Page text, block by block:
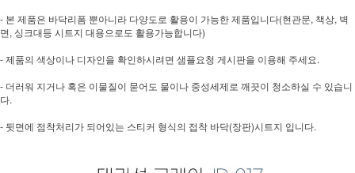
- 본 제품은 바닥리폼 뿐아니라 다양도로 활용이 가능한 제품입니다(현관문, 책상, 벽
면, 싱크대등 시트지 대용으로도 활용가능합니다)
- 제품의 색상이나 디자인을 확인하시려면 샘플요청 게시판을 이용해 주세요.
- 더러워 지거나 혹은 이물질이 묻어도 물이나 중성세제로 깨끗이 청소하실 수 있습니
다.
- 뒷면에 점착처리가 되어있는 스티커 형식의 접착 바닥(장판)시트지 입니다.